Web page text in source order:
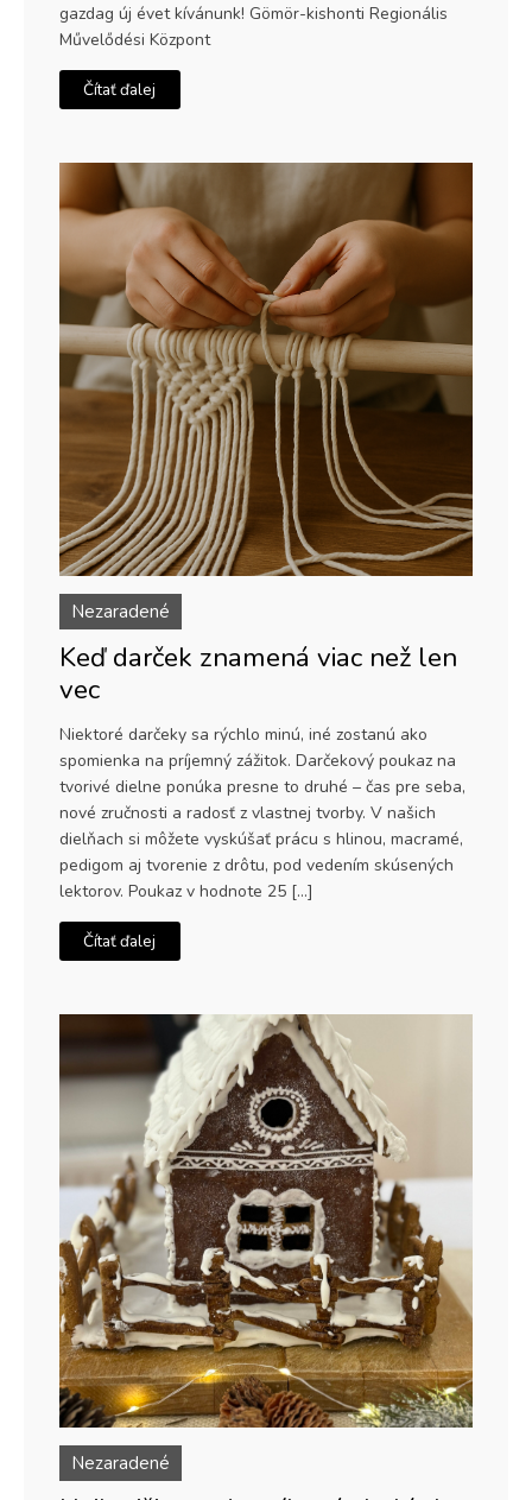
gazdag új évet kívánunk! Gömör-kishonti Regionális
Művelődési Központ
Čítať ďalej
Nezaradené
Keď darček znamená viac než len
vec
Niektoré darčeky sa rýchlo minú, iné zostanú ako
spomienka na príjemný zážitok. Darčekový poukaz na
tvorivé dielne ponúka presne to druhé – čas pre seba,
nové zručnosti a radosť z vlastnej tvorby. V našich
dielňach si môžete vyskúšať prácu s hlinou, macramé,
pedigom aj tvorenie z drôtu, pod vedením skúsených
lektorov. Poukaz v hodnote 25 […]
Čítať ďalej
Nezaradené